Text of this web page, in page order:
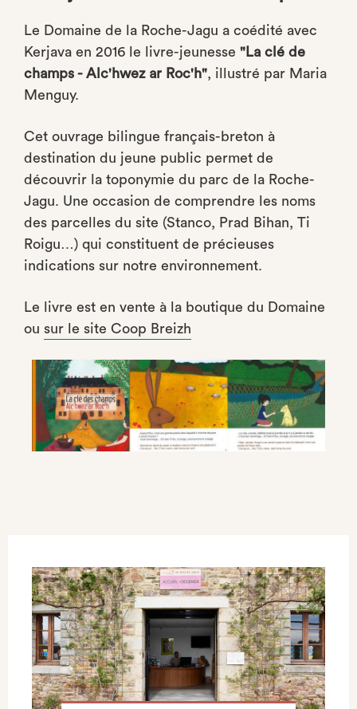
Le Domaine de la Roche-Jagu a coédité avec
Kerjava en 2016 le livre-jeunesse "La clé de
champs - Alc'hwez ar Roc'h", illustré par Maria
Menguy.
Cet ouvrage bilingue français-breton à
destination du jeune public permet de
découvrir la toponymie du parc de la Roche-
Jagu. Une occasion de comprendre les noms
des parcelles du site (Stanco, Prad Bihan, Ti
Roigu…) qui constituent de précieuses
indications sur notre environnement.
Le livre est en vente à la boutique du Domaine
ou sur le site Coop Breizh